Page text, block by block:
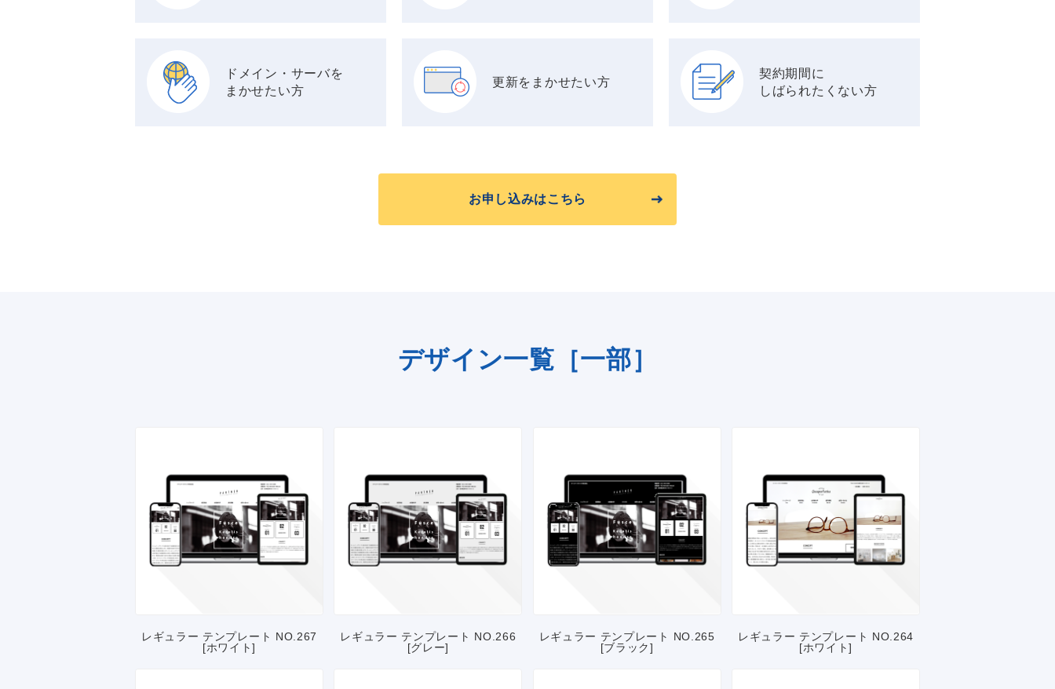
ドメイン・サーバを
まかせたい方
更新をまかせたい方
契約期間に
しばられたくない方
お申し込みはこちら
デザイン一覧［一部］
レギュラー テンプレート NO.267
[ホワイト]
レギュラー テンプレート NO.266
[グレー]
レギュラー テンプレート NO.265
[ブラック]
レギュラー テンプレート NO.264
[ホワイト]